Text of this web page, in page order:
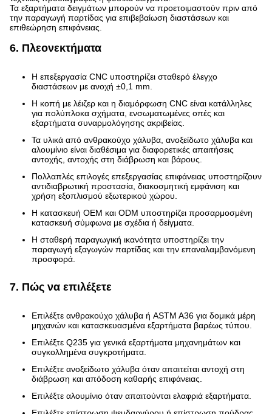
Τα εξαρτήματα δειγμάτων μπορούν να προετοιμαστούν πριν από
την παραγωγή παρτίδας για επιβεβαίωση διαστάσεων και
επιθεώρηση επιφάνειας.
6. Πλεονεκτήματα
Η επεξεργασία CNC υποστηρίζει σταθερό έλεγχο
διαστάσεων με ανοχή ±0,1 mm.
Η κοπή με λέιζερ και η διαμόρφωση CNC είναι κατάλληλες
για πολύπλοκα σχήματα, ενσωματωμένες οπές και
εξαρτήματα συναρμολόγησης ακριβείας.
Τα υλικά από ανθρακούχο χάλυβα, ανοξείδωτο χάλυβα και
αλουμίνιο είναι διαθέσιμα για διαφορετικές απαιτήσεις
αντοχής, αντοχής στη διάβρωση και βάρους.
Πολλαπλές επιλογές επεξεργασίας επιφάνειας υποστηρίζουν
αντιδιαβρωτική προστασία, διακοσμητική εμφάνιση και
χρήση εξοπλισμού εξωτερικού χώρου.
Η κατασκευή OEM και ODM υποστηρίζει προσαρμοσμένη
κατασκευή σύμφωνα με σχέδια ή δείγματα.
Η σταθερή παραγωγική ικανότητα υποστηρίζει την
παραγωγή εξαγωγών παρτίδας και την επαναλαμβανόμενη
προσφορά.
7. Πώς να επιλέξετε
Επιλέξτε ανθρακούχο χάλυβα ή ASTM A36 για δομικά μέρη
μηχανών και κατασκευασμένα εξαρτήματα βαρέως τύπου.
Επιλέξτε Q235 για γενικά εξαρτήματα μηχανημάτων και
συγκολλημένα συγκροτήματα.
Επιλέξτε ανοξείδωτο χάλυβα όταν απαιτείται αντοχή στη
διάβρωση και απόδοση καθαρής επιφάνειας.
Επιλέξτε αλουμίνιο όταν απαιτούνται ελαφριά εξαρτήματα.